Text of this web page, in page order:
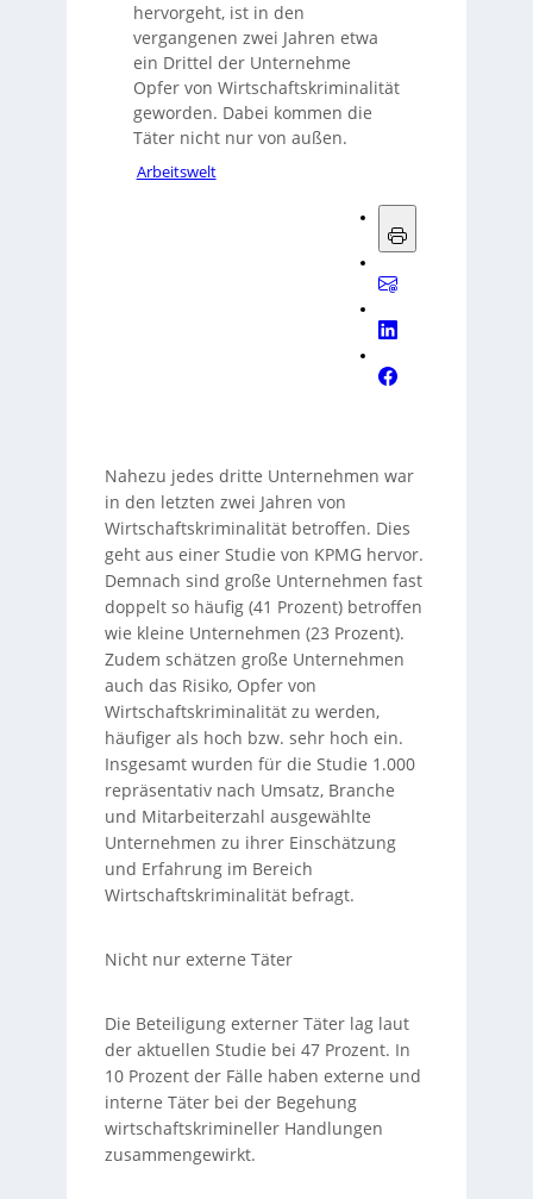
hervorgeht, ist in den
vergangenen zwei Jahren etwa
ein Drittel der Unternehme
Opfer von Wirtschaftskriminalität
geworden. Dabei kommen die
Täter nicht nur von außen.
Arbeitswelt
Nahezu jedes dritte Unternehmen war
in den letzten zwei Jahren von
Wirtschaftskriminalität betroffen. Dies
geht aus einer Studie von KPMG hervor.
Demnach sind große Unternehmen fast
doppelt so häufig (41 Prozent) betroffen
wie kleine Unternehmen (23 Prozent).
Zudem schätzen große Unternehmen
auch das Risiko, Opfer von
Wirtschaftskriminalität zu werden,
häufiger als hoch bzw. sehr hoch ein.
Insgesamt wurden für die Studie 1.000
repräsentativ nach Umsatz, Branche
und Mitarbeiterzahl ausgewählte
Unternehmen zu ihrer Einschätzung
und Erfahrung im Bereich
Wirtschaftskriminalität befragt.
Nicht nur externe Täter
Die Beteiligung externer Täter lag laut
der aktuellen Studie bei 47 Prozent. In
10 Prozent der Fälle haben externe und
interne Täter bei der Begehung
wirtschaftskrimineller Handlungen
zusammengewirkt.